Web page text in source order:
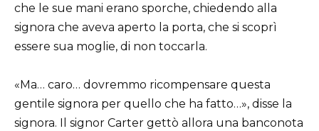
che le sue mani erano sporche, chiedendo alla
signora che aveva aperto la porta, che si scoprì
essere sua moglie, di non toccarla.
«Ma… caro… dovremmo ricompensare questa
gentile signora per quello che ha fatto…», disse la
signora. Il signor Carter gettò allora una banconota